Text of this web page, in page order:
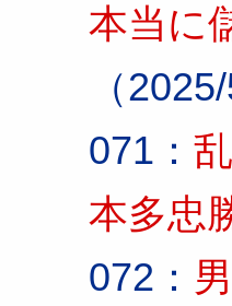
本当に
（2025/
071：
本多忠
072：